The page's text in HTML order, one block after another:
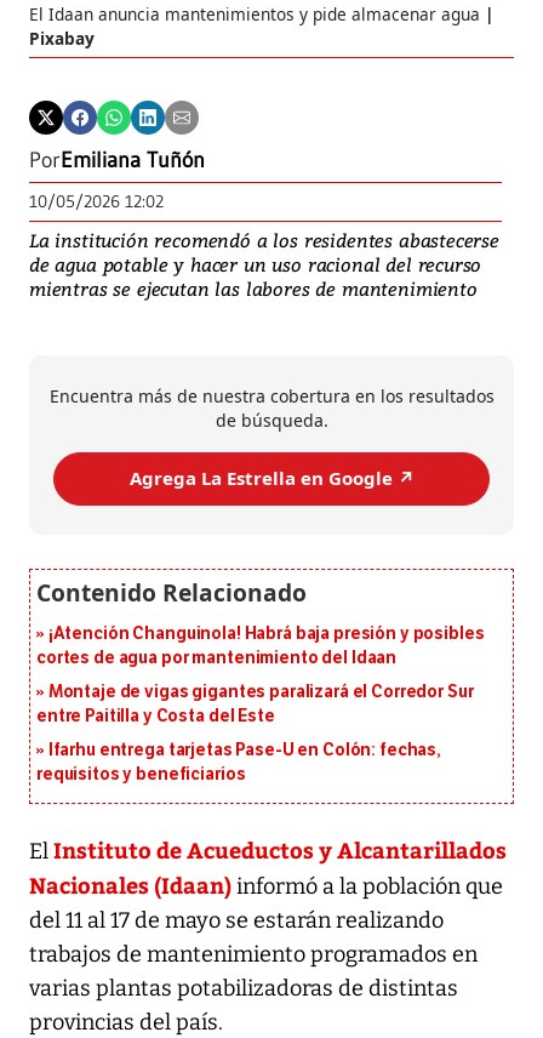
El Idaan anuncia mantenimientos y pide almacenar agua
Pixabay
PorEmiliana Tuñón
10/05/2026 12:02
La institución recomendó a los residentes abastecerse
de agua potable y hacer un uso racional del recurso
mientras se ejecutan las labores de mantenimiento
Encuentra más de nuestra cobertura en los resultados
de búsqueda.
Agrega La Estrella en Google ↗️
¡Atención Changuinola! Habrá baja presión y posibles
cortes de agua por mantenimiento del Idaan
Montaje de vigas gigantes paralizará el Corredor Sur
entre Paitilla y Costa del Este
Ifarhu entrega tarjetas Pase-U en Colón: fechas,
requisitos y beneficiarios
ElInstituto de Acueductos y Alcantarillados
Nacionales (Idaan)informó a la población que
del 11 al 17 de mayo se estarán realizando
trabajos de mantenimiento programados en
varias plantas potabilizadoras de distintas
provincias del país.